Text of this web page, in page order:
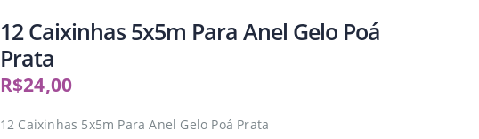
12 Caixinhas 5x5m Para Anel Gelo Poá
Prata
R$24,00
12 Caixinhas 5x5m Para Anel Gelo Poá Prata